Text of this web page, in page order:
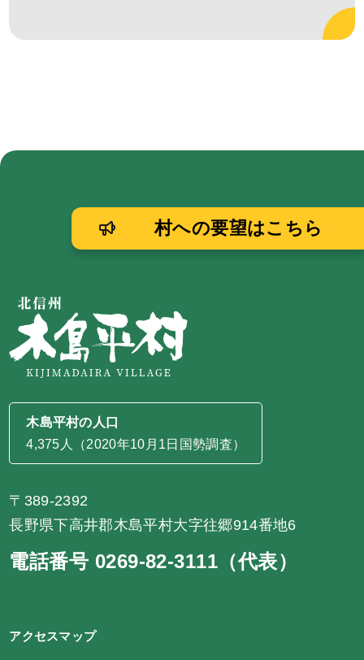
木島平村の人口
4,375人（2020年10月1日国勢調査）
〒389-2392
長野県下高井郡木島平村大字往郷914番地6
電話番号 0269-82-3111（代表）
村への要望はこちら
アクセスマップ